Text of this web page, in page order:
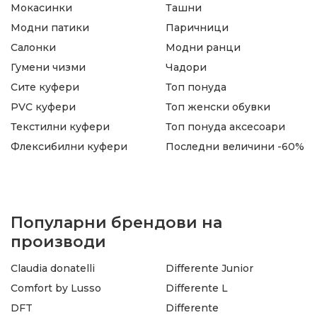
Мокасинки
Модни патики
Салонки
Гумени чизми
Ташни
Паричници
Модни ранци
Чадори
Сите куфери
PVC куфери
Текстилни куфери
Флексибилни куфери
Топ понуда
Топ женски обувки
Топ понуда аксесоари
Последни величини -60%
Популарни брендови на
производи
Claudia donatelli
Comfort by Lusso
DFT
Differente Junior
Differente L
Differente